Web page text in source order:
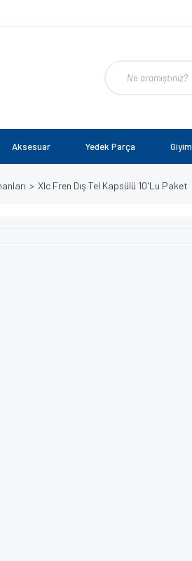
Aksesuar Yedek Parça Giyim
Xlc Fren Dış Tel Kapsülü 10'Lu Paket